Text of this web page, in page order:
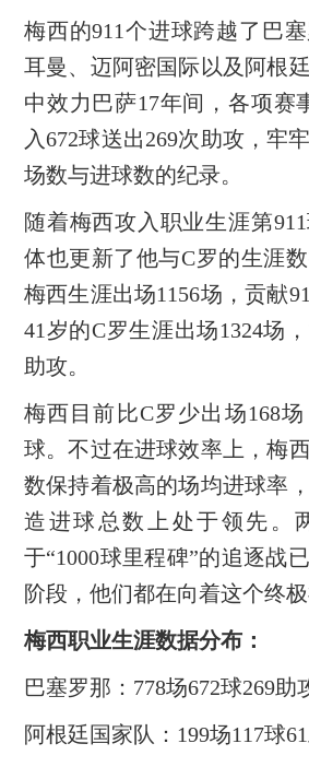
梅西的911个进球跨越了巴
耳曼、迈阿密国际以及阿根
中效力巴萨17年间，各项赛
入672球送出269次助攻，牢
场数与进球数的纪录。
随着梅西攻入职业生涯第
体也更新了他与C罗的生涯
梅西生涯出场1156场，贡献
41岁的C罗生涯出场1324场
助攻。
梅西目前比C罗少出场168
球。不过在进球效率上，梅
数保持着极高的场均进球率
造进球总数上处于领先。
于“1000球里程碑”的追逐战
阶段，他们都在向着这个终极
梅西职业生涯数据分布：
巴塞罗那：778场672球269助
阿根廷国家队：199场117球